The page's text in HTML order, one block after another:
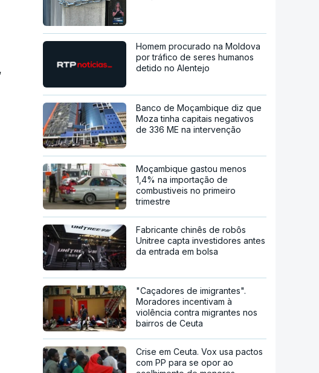
Homem procurado na Moldova
por tráfico de seres humanos
detido no Alentejo
Banco de Moçambique diz que
Moza tinha capitais negativos
de 336 ME na intervenção
Moçambique gastou menos
1,4% na importação de
combustiveis no primeiro
trimestre
Fabricante chinês de robôs
Unitree capta investidores antes
da entrada em bolsa
"Caçadores de imigrantes".
Moradores incentivam à
violência contra migrantes nos
bairros de Ceuta
Crise em Ceuta. Vox usa pactos
com PP para se opor ao